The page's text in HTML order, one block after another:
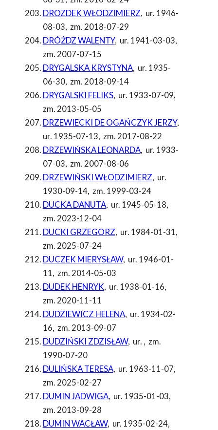
DROZDEK WŁODZIMIERZ, ur. 1946-
08-03, zm. 2018-07-29
DRÓŻDZ WALENTY, ur. 1941-03-03,
zm. 2007-07-15
DRYGALSKA KRYSTYNA, ur. 1935-
06-30, zm. 2018-09-14
DRYGALSKI FELIKS, ur. 1933-07-09,
zm. 2013-05-05
DRZEWIECKI DE OGAŃCZYK JERZY,
ur. 1935-07-13, zm. 2017-08-22
DRZEWIŃSKA LEONARDA, ur. 1933-
07-03, zm. 2007-08-06
DRZEWIŃSKI WŁODZIMIERZ, ur.
1930-09-14, zm. 1999-03-24
DUCKA DANUTA, ur. 1945-05-18,
zm. 2023-12-04
DUCKI GRZEGORZ, ur. 1984-01-31,
zm. 2025-07-24
DUCZEK MIERYSŁAW, ur. 1946-01-
11, zm. 2014-05-03
DUDEK HENRYK, ur. 1938-01-16,
zm. 2020-11-11
DUDZIEWICZ HELENA, ur. 1934-02-
16, zm. 2013-09-07
DUDZIŃSKI ZDZISŁAW, ur. , zm.
1990-07-20
DULIŃSKA TERESA, ur. 1963-11-07,
zm. 2025-02-27
DUMIN JADWIGA, ur. 1935-01-03,
zm. 2013-09-28
DUMIN WACŁAW, ur. 1935-02-24,